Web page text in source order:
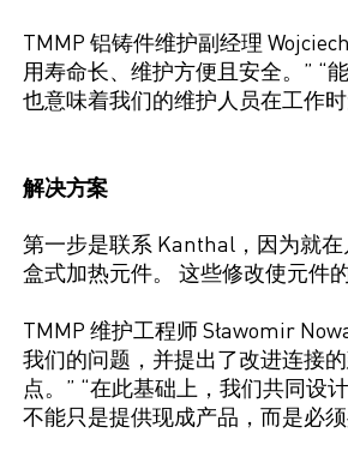
TMMP 铝铸件维护副经理
用寿命长、维护方便且安全。” “
也意味着我们的维护人员在工作
解决方案
第一步是联系 Kanthal ，因为就
盒式加热元件。 这些修改使元件
TMMP 维护工程师 Sławomir
我们的问题，并提出了改进连接
点。” “在此基础上，我们共同设
不能只是提供现成产品，而是必